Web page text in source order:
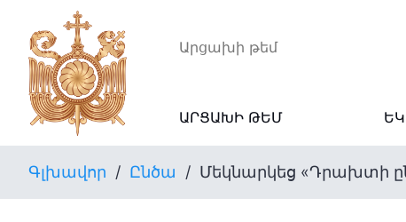
Արցախի թեմ
ԱՐՑԱԽԻ ԹԵՄ
Գլխավոր / Ընծա / Մեկնարկեց «Դրախտի